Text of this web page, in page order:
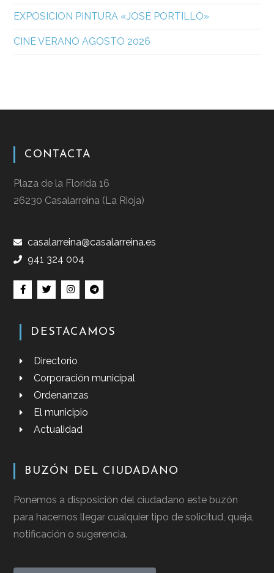
EXPOSICION PINTURA «JOSÉ PORTILLO»
CINE VERANO AGOSTO 2026
CONTACTA
Plaza de la Florida 16
26230 Casalarreina (La Rioja)
casalarreina@casalarreina.es
941 324 004
DESTACAMOS
Directorio
Corporación municipal
Ordenanzas
El municipio
Actualidad
BUZÓN DEL CIUDADANO
Ponemos a disposición del ciudadano este buzón
para hacernos llegar cualquier tipo de solicitud, queja,
notificación o sugerencia.